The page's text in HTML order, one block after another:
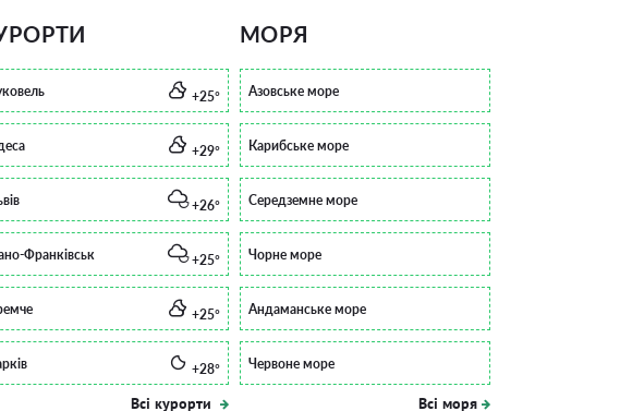
+25°
+29°
+26°
Франківськ +25°
+25°
+28°
Всі курорти
МОРЯ
Азовське море
Карибське море
Середземне море
Чорне море
Андаманське море
Червоне море
Всі моря